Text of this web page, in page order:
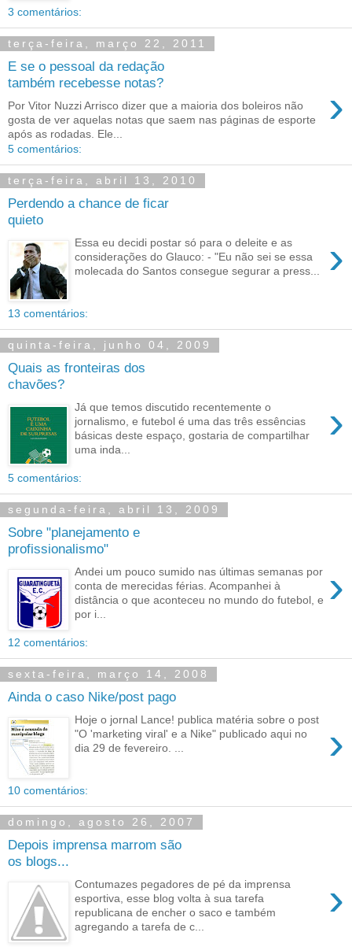
3 comentários:
terça-feira, março 22, 2011
E se o pessoal da redação
também recebesse notas?
›
Por Vitor Nuzzi Arrisco dizer que a maioria dos boleiros não
gosta de ver aquelas notas que saem nas páginas de esporte
após as rodadas. Ele...
5 comentários:
terça-feira, abril 13, 2010
Perdendo a chance de ficar
quieto
›
Essa eu decidi postar só para o deleite e as
considerações do Glauco: - "Eu não sei se essa
molecada do Santos consegue segurar a press...
13 comentários:
quinta-feira, junho 04, 2009
Quais as fronteiras dos
chavões?
›
Já que temos discutido recentemente o
jornalismo, e futebol é uma das três essências
básicas deste espaço, gostaria de compartilhar
uma inda...
5 comentários:
segunda-feira, abril 13, 2009
Sobre "planejamento e
profissionalismo"
›
Andei um pouco sumido nas últimas semanas por
conta de merecidas férias. Acompanhei à
distância o que aconteceu no mundo do futebol, e
por i...
12 comentários:
sexta-feira, março 14, 2008
Ainda o caso Nike/post pago
›
Hoje o jornal Lance! publica matéria sobre o post
"O 'marketing viral' e a Nike" publicado aqui no
dia 29 de fevereiro. ...
10 comentários:
domingo, agosto 26, 2007
Depois imprensa marrom são
os blogs...
›
Contumazes pegadores de pé da imprensa
esportiva, esse blog volta à sua tarefa
republicana de encher o saco e também
agregando a tarefa de c...